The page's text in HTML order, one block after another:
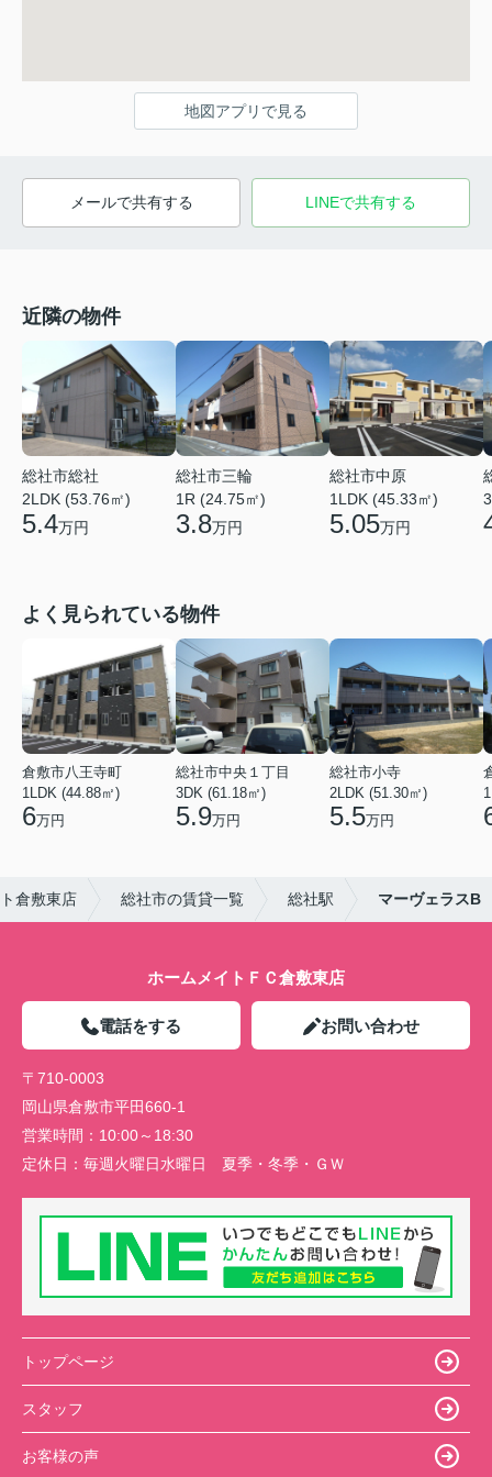
地図アプリで見る
メールで共有する LINEで共有する
近隣の物件
総社市総社
2LDK (53.76㎡)
5.4万円
総社市三輪
1R (24.75㎡)
3.8万円
総社市中原
1LDK (45.33㎡)
5.05万円
よく見られている物件
倉敷市八王寺町
1LDK (44.88㎡)
6万円
総社市中央１丁目
3DK (61.18㎡)
5.9万円
総社市小寺
2LDK (51.30㎡)
5.5万円
倉敷東店 総社市の賃貸一覧 総社駅 マーヴェラスB
ホームメイトＦＣ倉敷東店
電話をする お問い合わせ
〒710-0003
岡山県倉敷市平田660-1
営業時間： 10:00～18:30
定休日： 毎週火曜日水曜日 夏季・冬季・ＧＷ
トップページ
スタッフ
お客様の声